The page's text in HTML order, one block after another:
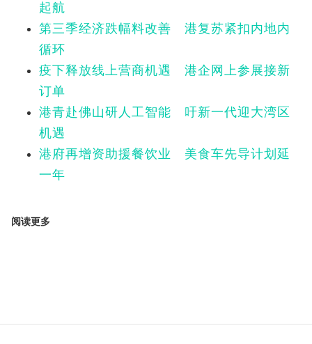
起航
第三季经济跌幅料改善 港复苏紧扣内地内
循环
疫下释放线上营商机遇 港企网上参展接新
订单
港青赴佛山研人工智能 吁新一代迎大湾区
机遇
港府再增资助援餐饮业 美食车先导计划延
一年
阅读更多